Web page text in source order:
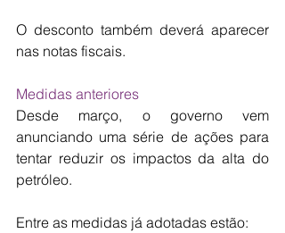
O desconto também deverá aparecer
nas notas fiscais.
Medidas anteriores
Desde março, o governo vem
anunciando uma série de ações para
tentar reduzir os impactos da alta do
petróleo.
Entre as medidas já adotadas estão: